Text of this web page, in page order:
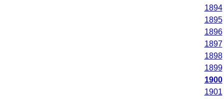
1894
1895
1896
1897
1898
1899
1900
1901